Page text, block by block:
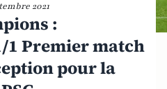
2021
:
1 Premier match
pour la